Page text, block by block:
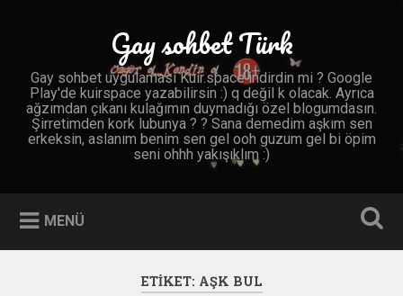
Gay sohbet Türk
Gay sohbet uygulaması Kuir.space indirdin mi ? Google
Play'de kuirspace yazabilirsin :) q değil k olacak. Ayrıca
ağzımdan çıkanı kulağımın duymadığı özel blogumdasın.
Şirretimden kork lubunya ? ? Sana demedim aşkım sen
erkeksin, aslanım benim sen gel ooh guzum gel bi öpim
seni ohhh yakışıklım :)
MENÜ
ETIKET: AŞK BUL